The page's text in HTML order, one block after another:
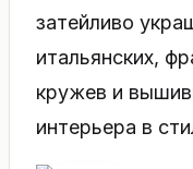
затейливо
итальянских,
кружев и
интерьера в